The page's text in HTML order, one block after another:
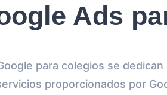
Ads
para colegios se
proporcionados por